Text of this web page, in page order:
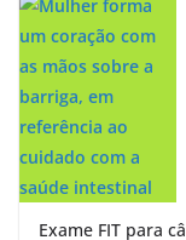
Exame FIT para